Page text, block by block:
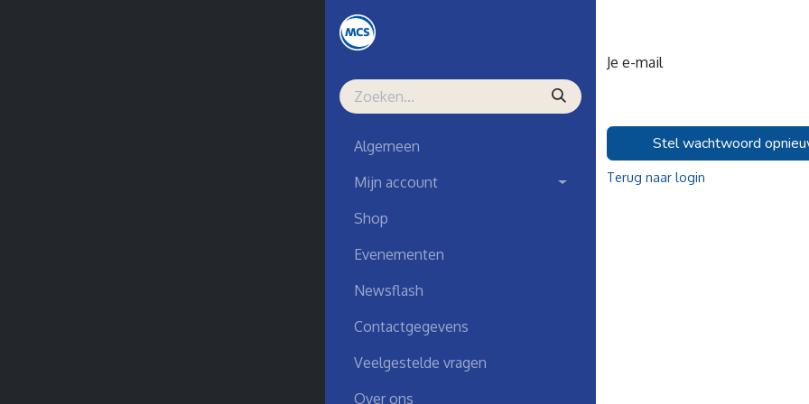
Algemeen
Mijn account
Shop
Evenementen
Newsflash
Contactgegevens
Veelgestelde vragen
Over ons
Je e-mail
Stel wachtwoord
Terug naar login